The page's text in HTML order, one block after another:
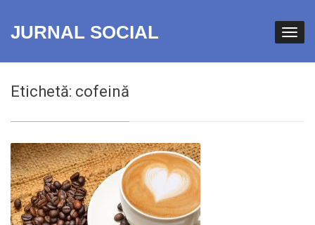
JURNAL SOCIAL
Etichetă: cofeină